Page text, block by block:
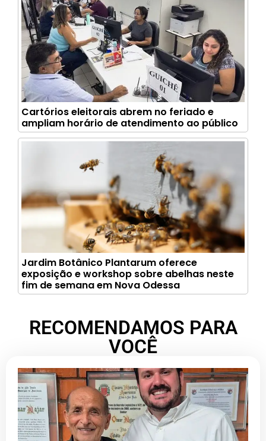
Cartórios eleitorais abrem no feriado e
ampliam horário de atendimento ao público
Jardim Botânico Plantarum oferece
exposição e workshop sobre abelhas neste
fim de semana em Nova Odessa
RECOMENDAMOS PARA
VOCÊ